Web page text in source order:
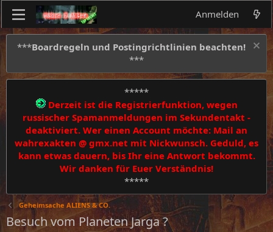
Anmelden
***Boardregeln und Postingrichtlinien beachten!
***
*****
Derzeit ist die Registrierfunktion, wegen
russischer Spamanmeldungen im Sekundentakt -
deaktiviert. Wer einen Account möchte: Mail an
wahrexakten @ gmx.net mit Nickwunsch. Geduld, es
kann etwas dauern, bis Ihr eine Antwort bekommt.
Wir danken für Euer Verständnis!
*****
Geheimsache ALIENS & CO.
Besuch vom Planeten Jarga ?